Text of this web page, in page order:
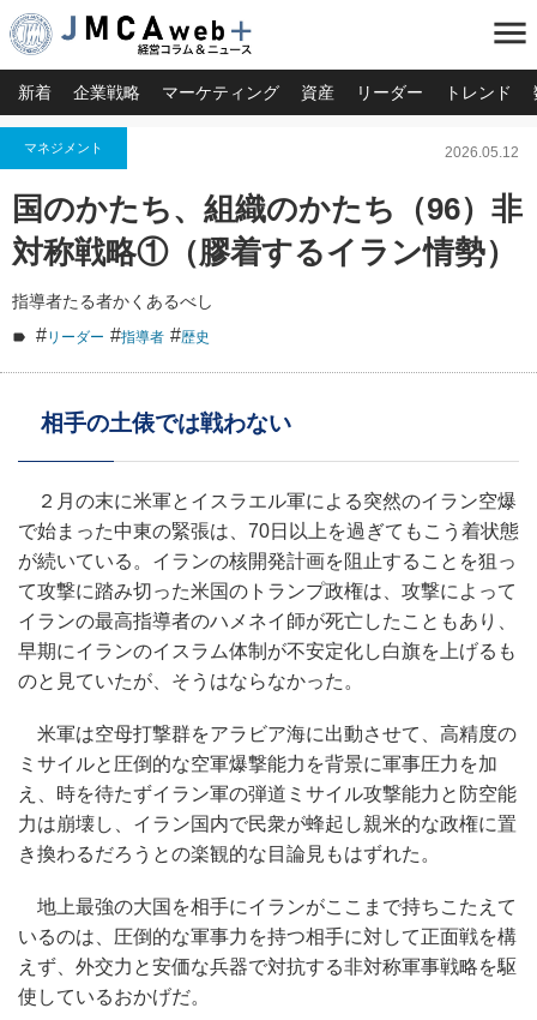
menu
新着 企業戦略 マーケティング 資産 リーダー トレンド
マネジメント 2026.05.12
国のかたち、組織のかたち（96）非
対称戦略①（膠着するイラン情勢）
指導者たる者かくあるべし
#リーダー #指導者 #歴史
相手の土俵では戦わない
２月の末に米軍とイスラエル軍による突然のイラン空爆
で始まった中東の緊張は、70日以上を過ぎてもこう着状態
が続いている。イランの核開発計画を阻止することを狙っ
て攻撃に踏み切った米国のトランプ政権は、攻撃によって
イランの最高指導者のハメネイ師が死亡したこともあり、
早期にイランのイスラム体制が不安定化し白旗を上げるも
のと見ていたが、そうはならなかった。
米軍は空母打撃群をアラビア海に出動させて、高精度の
ミサイルと圧倒的な空軍爆撃能力を背景に軍事圧力を加
え、時を待たずイラン軍の弾道ミサイル攻撃能力と防空能
力は崩壊し、イラン国内で民衆が蜂起し親米的な政権に置
き換わるだろうとの楽観的な目論見もはずれた。
地上最強の大国を相手にイランがここまで持ちこたえて
いるのは、圧倒的な軍事力を持つ相手に対して正面戦を構
えず、外交力と安価な兵器で対抗する非対称軍事戦略を駆
使しているおかげだ。